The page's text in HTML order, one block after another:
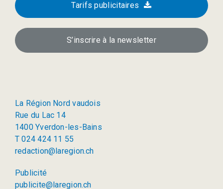
Tarifs publicitaires
S’inscrire à la newsletter
La Région Nord vaudois
Rue du Lac 14
1400 Yverdon-les-Bains
T 024 424 11 55
redaction@laregion.ch
Publicité
publicite@laregion.ch